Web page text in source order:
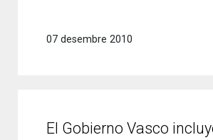
07 desembre 2010
El Gobierno Vasco